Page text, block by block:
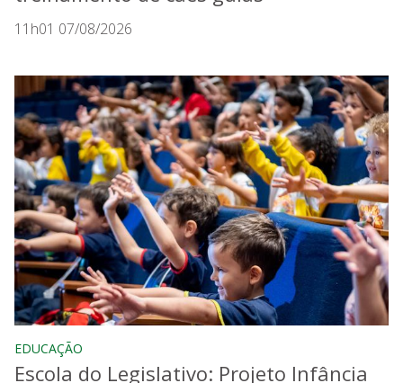
11h01 07/08/2026
EDUCAÇÃO
Escola do Legislativo: Projeto Infância